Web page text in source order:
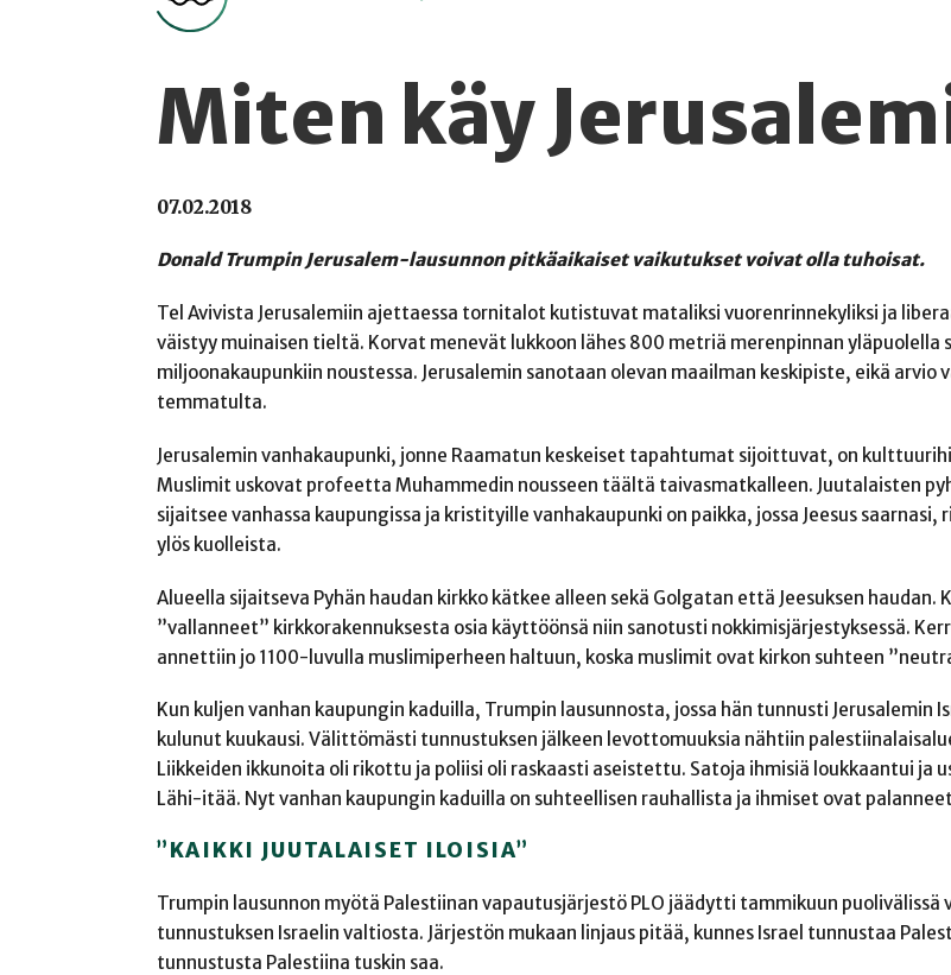
Miten käy
07.02.2018
Donald Trumpin Jerusalem-lausunnon pitkäaikaiset vaikutukset voivat olla tuhoisat.
Tel Avivista Jerusalemiin ajettaessa tornitalot kutistuvat mataliksi vuorenrinnekyliksi ja
väistyy muinaisen tieltä. Korvat menevät lukkoon lähes 800 metriä merenpinnan yläpuolella
miljoonakaupunkiin noustessa. Jerusalemin sanotaan olevan maailman keskipiste, eikä arvio
temmatulta.
Jerusalemin vanhakaupunki, jonne Raamatun keskeiset tapahtumat sijoittuvat, on
Muslimit uskovat profeetta Muhammedin nousseen täältä taivasmatkalleen. Juutalaisten
sijaitsee vanhassa kaupungissa ja kristityille vanhakaupunki on paikka, jossa Jeesus
ylös kuolleista.
Alueella sijaitseva Pyhän haudan kirkko kätkee alleen sekä Golgatan että Jeesuksen haudan.
”vallanneet” kirkkorakennuksesta osia käyttöönsä niin sanotusti nokkimisjärjestyksessä.
annettiin jo 1100-luvulla muslimiperheen haltuun, koska muslimit ovat kirkon suhteen
Kun kuljen vanhan kaupungin kaduilla, Trumpin lausunnosta, jossa hän tunnusti Jerusalemin
kulunut kuukausi. Välittömästi tunnustuksen jälkeen levottomuuksia nähtiin
Liikkeiden ikkunoita oli rikottu ja poliisi oli raskaasti aseistettu. Satoja ihmisiä loukkaantui ja
Lähi-itää. Nyt vanhan kaupungin kaduilla on suhteellisen rauhallista ja ihmiset ovat
”KAIKKI JUUTALAISET ILOISIA”
Trumpin lausunnon myötä Palestiinan vapautusjärjestö PLO jäädytti tammikuun puolivälissä
tunnustuksen Israelin valtiosta. Järjestön mukaan linjaus pitää, kunnes Israel tunnustaa
tunnustusta Palestiina tuskin saa.